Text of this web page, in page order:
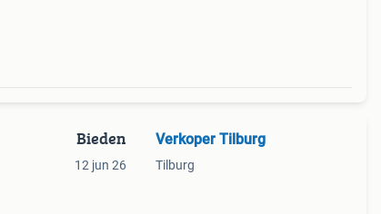
Bieden
12 jun 26
Verkoper Tilburg
Tilburg